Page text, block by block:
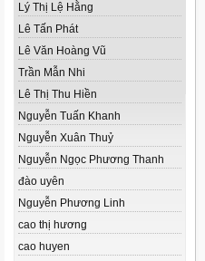
Lý Thị Lệ Hằng
Lê Tấn Phát
Lê Văn Hoàng Vũ
Trần Mẫn Nhi
Lê Thị Thu Hiền
Nguyễn Tuấn Khanh
Nguyễn Xuân Thuỷ
Nguyễn Ngọc Phương Thanh
đào uyên
Nguyễn Phương Linh
cao thị hương
cao huyen